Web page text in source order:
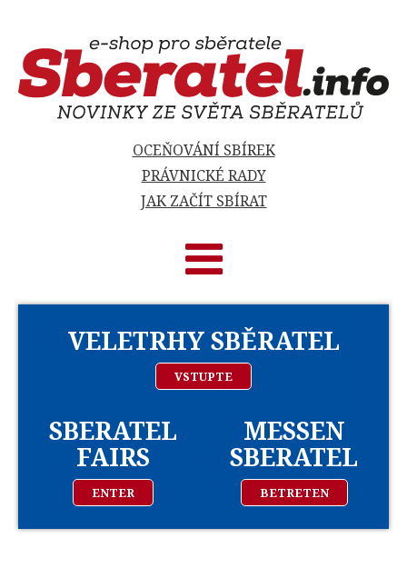
OCEŇOVÁNÍ SBÍREK
PRÁVNICKÉ RADY
JAK ZAČÍT SBÍRAT
VELETRHY SBĚRATEL
VSTUPTE
SBERATEL
FAIRS
ENTER
MESSEN
SBERATEL
BETRETEN